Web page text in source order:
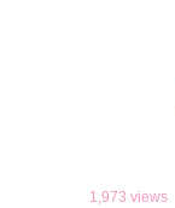
1,973 views